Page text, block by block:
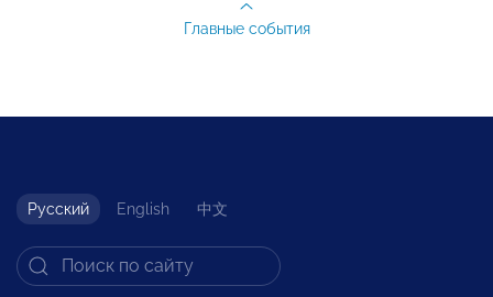
Главные события
Русский English 中文